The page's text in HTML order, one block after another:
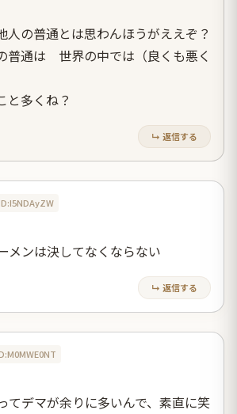
人の普通とは思わんほうがええぞ？
普通は 世界の中では（良くも悪く
と多くね？
↳ 返信する
メンは決してなくならない
↳ 返信する
てデマが余りに多いんで、素直に笑